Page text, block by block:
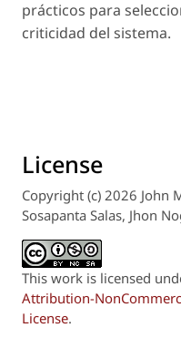
prácticos para
criticidad del sistema.
License
Copyright (c) 2026 John
Sosapanta Salas, Jhon
This work is licensed
Attribution-
License.